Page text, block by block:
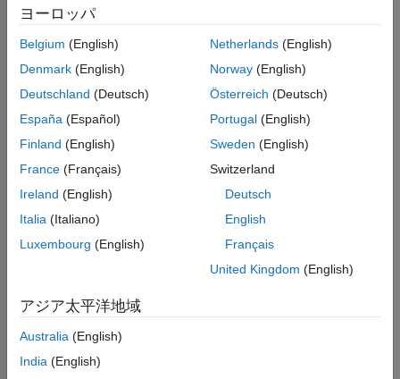
MATLAB Support Package for Arduino
Learn how to use the Arduino
Explorer app to configure GPIO
pins and communication protocol interfaces and visualize data.
Arduino Explorer App
This example helps you to use the Arduino® Explorer app to
connect to an Arduino board and control attached peripherals
depending on the temperature variations.
関連情報
How to Use the Arduino Explorer App in MATLAB
ヨーロッパ
Belgium (English)
Denmark (English)
Deutschland (Deutsch)
España (Español)
Finland (English)
France (Français)
Ireland (English)
Italia (Italiano)
Luxembourg (English)
Netherlands(English)
Norway(English)
Österreich (Deutsch)
Portugal(English)
Sweden (English)
Switzerland
Deutsch
English
Français
United Kingdom (English)
アジア太平洋地域
Australia (English)
India (English)